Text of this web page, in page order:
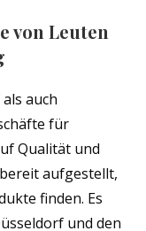
von Leuten
auch
für
Qualität und
aufgestellt,
finden. Es
und den